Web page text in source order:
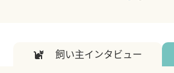
飼い主インタビュー